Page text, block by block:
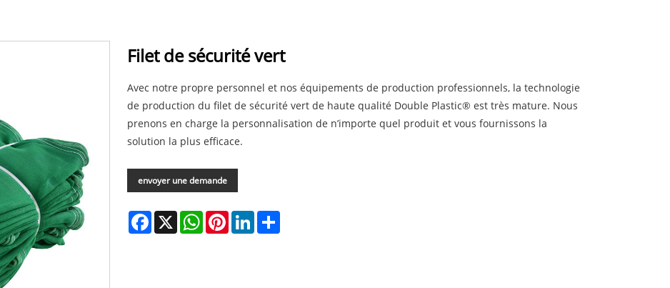
Filet de sécurité vert
Avec notre propre personnel et nos équipements de production professionnels, la technologie
de production du filet de sécurité vert de haute qualité Double Plastic® est très mature. Nous
prenons en charge la personnalisation de n’importe quel produit et vous fournissons la
solution la plus efficace.
envoyer une demande
Facebook
X WhatsAppPinterestLinkedIn